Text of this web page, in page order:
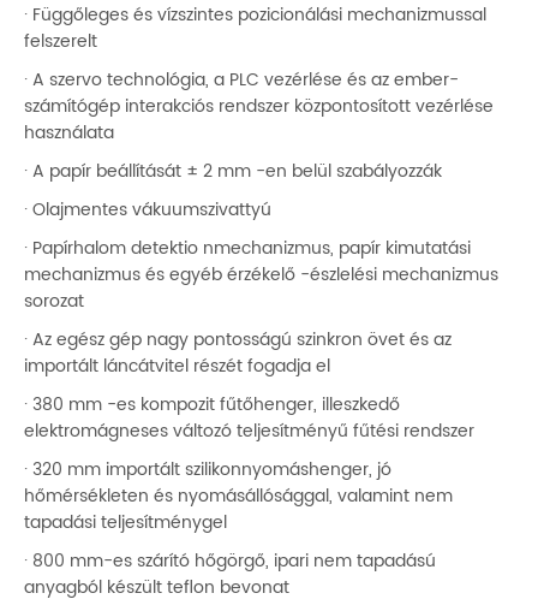
· Függőleges és vízszintes pozicionálási mechanizmussal
felszerelt
· A szervo technológia, a PLC vezérlése és az ember-
számítógép interakciós rendszer központosított vezérlése
használata
· A papír beállítását ± 2 mm -en belül szabályozzák
· Olajmentes vákuumszivattyú
· Papírhalom detektio nmechanizmus, papír kimutatási
mechanizmus és egyéb érzékelő -észlelési mechanizmus
sorozat
· Az egész gép nagy pontosságú szinkron övet és az
importált láncátvitel részét fogadja el
· 380 mm -es kompozit fűtőhenger, illeszkedő
elektromágneses változó teljesítményű fűtési rendszer
· 320 mm importált szilikonnyomáshenger, jó
hőmérsékleten és nyomásállósággal, valamint nem
tapadási teljesítménygel
· 800 mm-es szárító hőgörgő, ipari nem tapadású
anyagból készült teflon bevonat